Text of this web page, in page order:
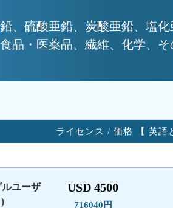
、硫酸亜鉛、炭酸亜鉛、塩
品・医薬品、繊維、化学、
ライセンス / 価格 【 英語
ユーザ
USD 4500
716040円